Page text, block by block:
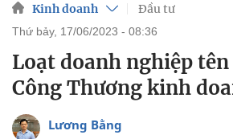
Kinh doanh Đầu tư
thứ bảy, 17/06/2023 - 08:36
Loạt doanh nghiệp
Công Thương kinh
Lương Bằng